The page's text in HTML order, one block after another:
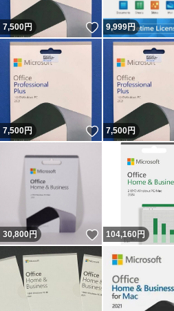
7,500円 いいね！
9,999円
7,500円 いいね！
7,500円
30,800円 いいね！
104,160 円